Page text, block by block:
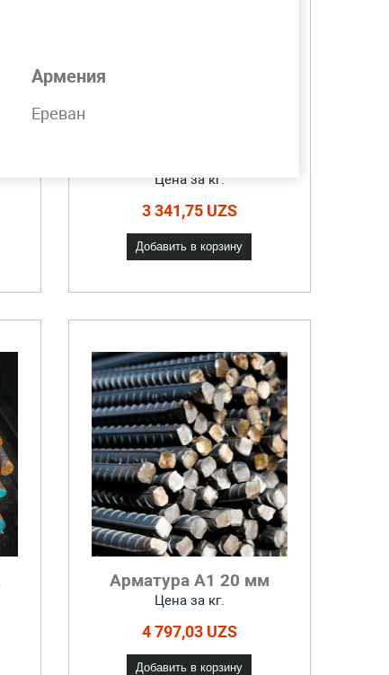
Армения
Ереван
Цена за кг.
3 341,75 UZS
Добавить в корзину
Арматура А1 20 мм
Цена за кг.
4 797,03 UZS
Добавить в корзину